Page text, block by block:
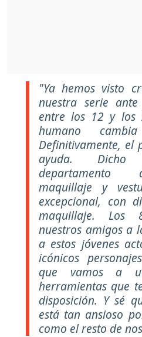
"Ya hemos visto
nuestra serie
entre los 12 y los
humano cambia
Definitivamente, el
ayuda. Dicho
departamento
maquillaje y
excepcional, con
maquillaje. Los
nuestros amigos a
a estos jóvenes
icónicos
que vamos a
herramientas que
disposición. Y sé
está tan ansioso
como el resto de